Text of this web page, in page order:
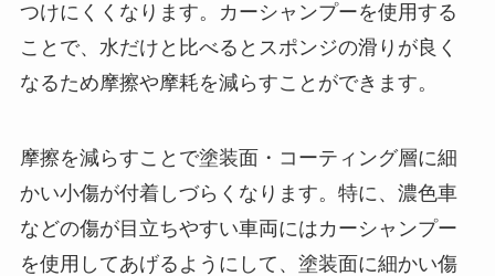
つけにくくなります。カーシャンプーを使用する
ことで、水だけと比べるとスポンジの滑りが良く
なるため摩擦や摩耗を減らすことができます。
摩擦を減らすことで塗装面・コーティング層に細
かい小傷が付着しづらくなります。特に、濃色車
などの傷が目立ちやすい車両にはカーシャンプー
を使用してあげるようにして、塗装面に細かい傷